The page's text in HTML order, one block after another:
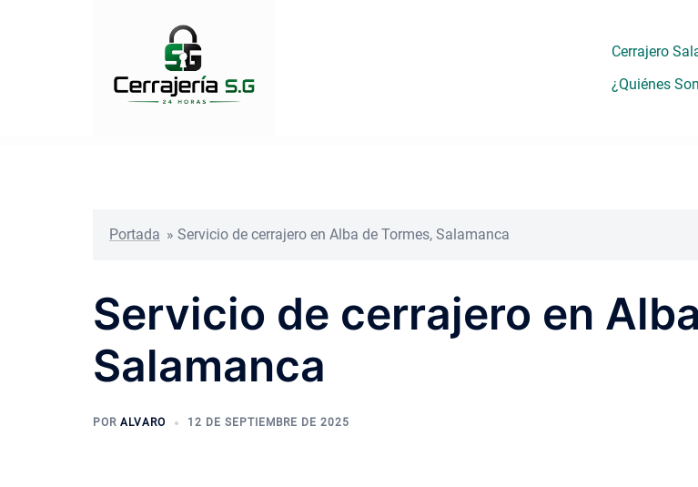
Cerrajero
¿Quiénes
Portada » Servicio de cerrajero en Alba de Tormes, Salamanca
Servicio de cerrajero en
Salamanca
POR ALVARO 12 DE SEPTIEMBRE DE 2025